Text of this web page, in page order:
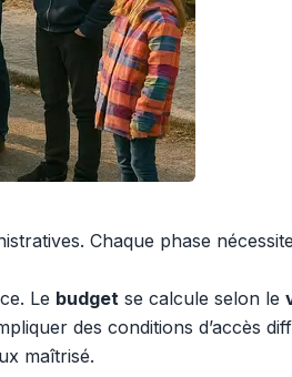
Chaque phase
Le budget se calcule selon le
des conditions d’accès
maîtrisé.